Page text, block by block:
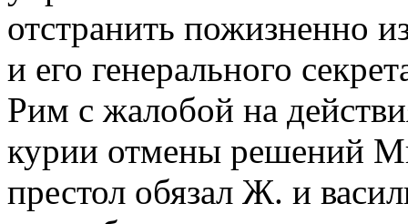
отстранить пожизненно
и его генерального
Рим с жалобой на
курии отмены решений
престол обязал Ж. и